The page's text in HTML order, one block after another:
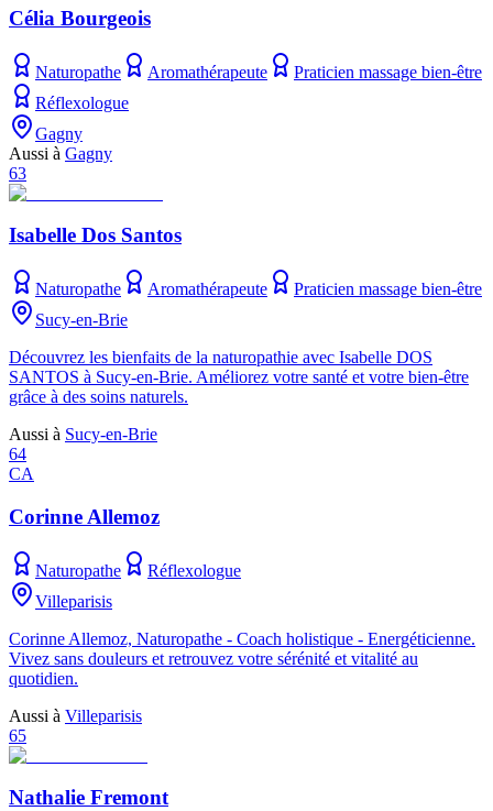
Célia Bourgeois
Naturopathe Aromathérapeute
Praticien massage bien-être
Réflexologue
Gagny
Aussi à Gagny
63
Isabelle Dos Santos
Naturopathe Aromathérapeute
Praticien massage bien-être
Sucy-en-Brie
Découvrez les bienfaits de la naturopathie avec Isabelle DOS
SANTOS à Sucy-en-Brie. Améliorez votre santé et votre bien-être
grâce à des soins naturels.
Aussi à Sucy-en-Brie
64
CA
Corinne Allemoz
Naturopathe
Réflexologue
Villeparisis
Corinne Allemoz, Naturopathe - Coach holistique - Energéticienne.
Vivez sans douleurs et retrouvez votre sérénité et vitalité au
quotidien.
Aussi à Villeparisis
65
Nathalie Fremont